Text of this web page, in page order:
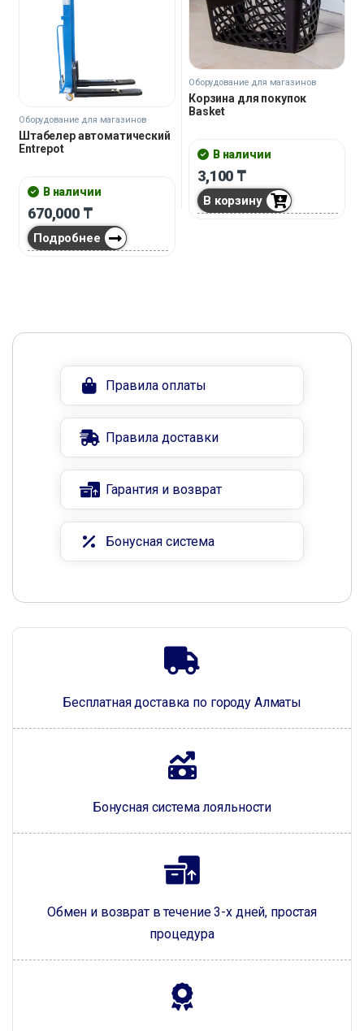
Оборудование для магазинов
Штабелер автоматический
Entrepot
В наличии
670,000 ₸
Подробнее
Оборудование для магазинов
Корзина для покупок
Basket
В наличии
3,100 ₸
В корзину
Бесплатная доставка по городу Алматы
Бонусная система лояльности
Обмен и возврат в течение 3-х дней, простая
процедура
Правила оплаты
Правила доставки
Гарантия и возврат
Бонусная система